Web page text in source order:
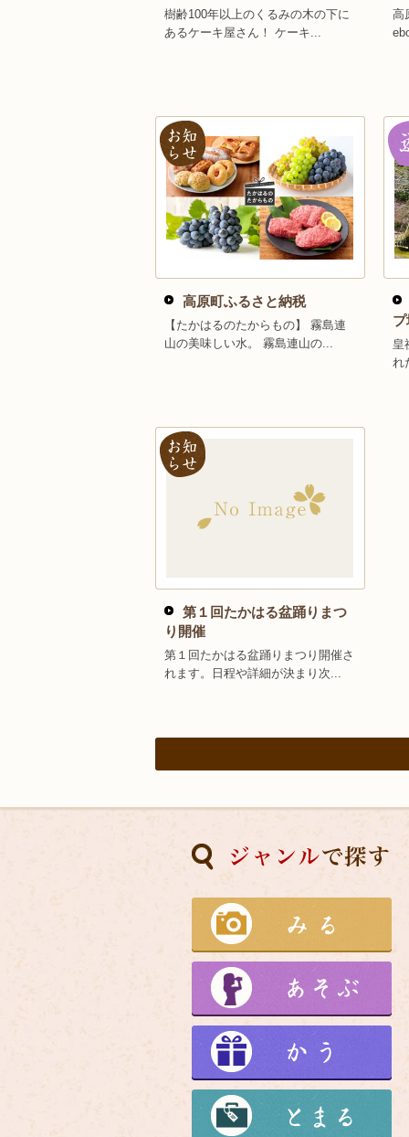
樹齢100年以上のくるみの木の下に
あるケーキ屋さん！ ケーキ...
高
高原町ふるさと納税
【たかはるのたからもの】 霧島連
山の美味しい水。 霧島連山の...
皇
れ
第１回たかはる盆踊りまつ
り開催
第１回たかはる盆踊りまつり開催さ
れます。日程や詳細が決まり次...